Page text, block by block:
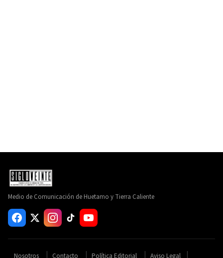
Medio de Comunicación de Huetamo y Tierra Caliente
Nosotros Contacto Política Editorial Aviso Legal